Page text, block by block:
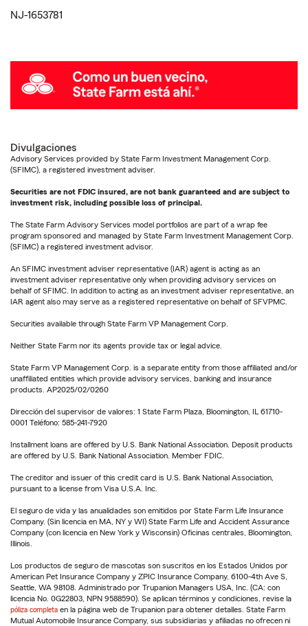
NJ-1653781
Divulgaciones
Advisory Services provided by State Farm Investment Management Corp.
(SFIMC), a registered investment adviser.
Securities are not FDIC insured, are not bank guaranteed and are subject to
investment risk, including possible loss of principal.
The State Farm Advisory Services model portfolios are part of a wrap fee
program sponsored and managed by State Farm Investment Management Corp.
(SFIMC) a registered investment advisor.
An SFIMC investment adviser representative (IAR) agent is acting as an
investment adviser representative only when providing advisory services on
behalf of SFIMC. In addition to acting as an investment adviser representative, an
IAR agent also may serve as a registered representative on behalf of SFVPMC.
Securities available through State Farm VP Management Corp.
Neither State Farm nor its agents provide tax or legal advice.
State Farm VP Management Corp. is a separate entity from those affiliated and/or
unaffiliated entities which provide advisory services, banking and insurance
products. AP2025/02/0260
Dirección del supervisor de valores: 1 State Farm Plaza, Bloomington, IL 61710-
0001 Teléfono: 585-241-7920
Installment loans are offered by U.S. Bank National Association. Deposit products
are offered by U.S. Bank National Association. Member FDIC.
The creditor and issuer of this credit card is U.S. Bank National Association,
pursuant to a license from Visa U.S.A. Inc.
El seguro de vida y las anualidades son emitidos por State Farm Life Insurance
Company. (Sin licencia en MA, NY y WI) State Farm Life and Accident Assurance
Company (con licencia en New York y Wisconsin) Oficinas centrales, Bloomington,
Illinois.
Los productos de seguro de mascotas son suscritos en los Estados Unidos por
American Pet Insurance Company y ZPIC Insurance Company, 6100-4th Ave S,
Seattle, WA 98108. Administrado por Trupanion Managers USA, Inc. (CA: con
licencia No. 0G22803, NPN 9588590). Se aplican términos y condiciones, revise la
póliza completa en la página web de Trupanion para obtener detalles. State Farm
Mutual Automobile Insurance Company, sus subsidiarias y afiliadas no ofrecen ni